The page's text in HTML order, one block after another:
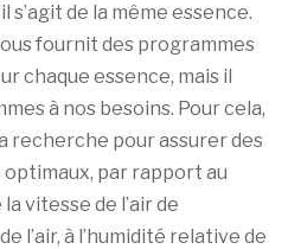
s’agit de la même essence.
fournit des programmes
chaque essence, mais il
à nos besoins. Pour cela,
recherche pour assurer des
par rapport au
vitesse de l’air de
l’air, à l’humidité relative de